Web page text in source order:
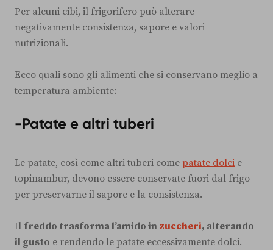
Per alcuni cibi, il frigorifero può alterare
negativamente consistenza, sapore e valori
nutrizionali.
Ecco quali sono gli alimenti che si conservano meglio a
temperatura ambiente:
-Patate e altri tuberi
Le patate, così come altri tuberi come patate dolci e
topinambur, devono essere conservate fuori dal frigo
per preservarne il sapore e la consistenza.
Il freddo trasforma l’amido in zuccheri, alterando
il gusto e rendendo le patate eccessivamente dolci.